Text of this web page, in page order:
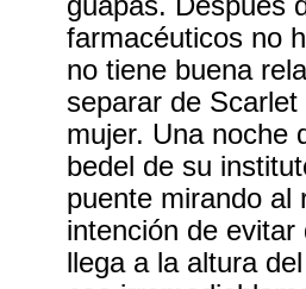
farmacéuticos no
no tiene buena
separar de
mujer. Una noche
bedel de su
puente mirando al
intención de
llega a la altura